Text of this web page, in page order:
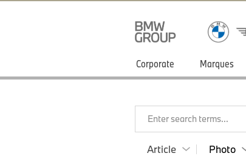
Corporate Marques
Enter search terms...
Article Photo